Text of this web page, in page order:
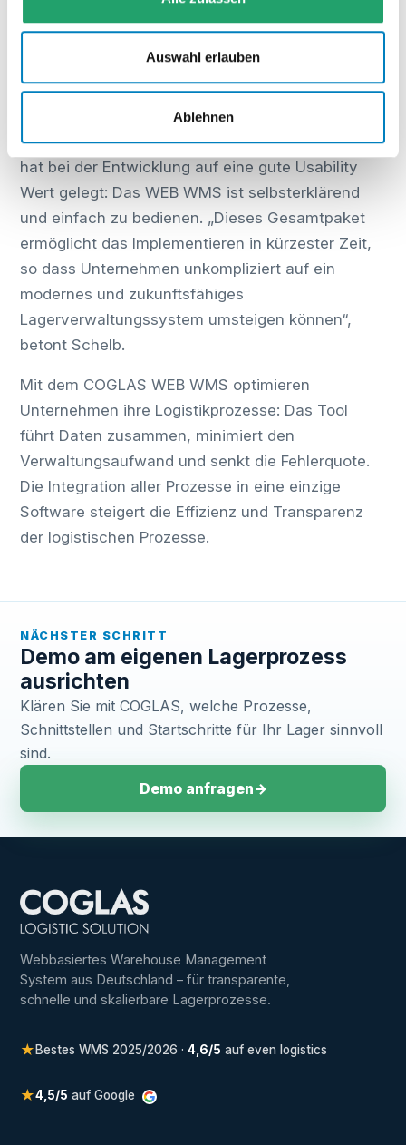
Auswahl erlauben
Ablehnen
Möglichkeiten des COGLAS WEB WMS!
Das COGLAS WEB WMS deckt
Standardfunktionen ab und kann individuell
erweitert werden. Damit eignet es sich für jede
Branche und jede Unternehmensgröße. COGLAS
hat bei der Entwicklung auf eine gute Usability
Wert gelegt: Das WEB WMS ist selbsterklärend
und einfach zu bedienen. „Dieses Gesamtpaket
ermöglicht das Implementieren in kürzester Zeit,
so dass Unternehmen unkompliziert auf ein
modernes und zukunftsfähiges
Lagerverwaltungssystem umsteigen können“,
betont Schelb.
Mit dem COGLAS WEB WMS optimieren
Unternehmen ihre Logistikprozesse: Das Tool
führt Daten zusammen, minimiert den
Verwaltungsaufwand und senkt die Fehlerquote.
Die Integration aller Prozesse in eine einzige
Software steigert die Effizienz und Transparenz
der logistischen Prozesse.
NÄCHSTER SCHRITT
Demo am eigenen Lagerprozess
ausrichten
Klären Sie mit COGLAS, welche Prozesse,
Schnittstellen und Startschritte für Ihr Lager sinnvoll
sind.
Demo anfragen→
Webbasiertes Warehouse Management
System aus Deutschland – für transparente,
schnelle und skalierbare Lagerprozesse.
★Bestes WMS 2025/2026 ·4,6/5 auf even logistics
★4,5/5 auf Google